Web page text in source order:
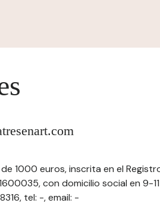
1000 euros, inscrita en el
con domicilio social en 9-
tel: -, email: -